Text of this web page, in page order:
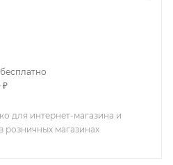
₽
для интернет-магазина и
розничных магазинах